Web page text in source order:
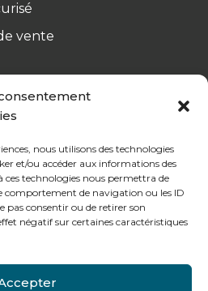
nous utilisons des technologies
et/ou accéder aux informations des
ces technologies nous permettra de
comportement de navigation ou les ID
pas consentir ou de retirer son
négatif sur certaines caractéristiques
vente
pour les particuliers